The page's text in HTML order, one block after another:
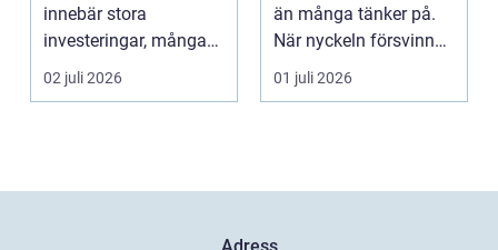
innebär stora
investeringar, många
aktörer och ofta tuf...
02 juli 2026
än många tänker på.
När nyckeln försvinner,
dörren kärva...
01 juli 2026